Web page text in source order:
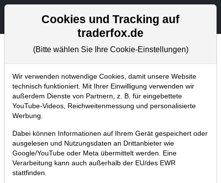
Aktien- und Artikelsuche
Chartanalysen
Home Blog Chartanalysen
Chartanalyse Allianz: wird es auch
beim Versicherer ungemütlich?
04.08.2019 um 10:29 Uhr | P. Uhlschmied
Cookies und Tracking auf
traderfox.de
(Bitte wählen Sie Ihre Cookie-Einstellungen)
Wir verwenden notwendige Cookies, damit unsere Website
technisch funktioniert. Mit Ihrer Einwilligung verwenden wir
außerdem Dienste von Partnern, z. B. für eingebettete
YouTube-Videos, Reichweitenmessung und personalisierte
Werbung.
Dabei können Informationen auf Ihrem Gerät gespeichert oder
ausgelesen und Nutzungsdaten an Drittanbieter wie
Google/YouTube oder Meta übermittelt werden. Eine
Verarbeitung kann auch außerhalb der EU/des EWR
stattfinden.